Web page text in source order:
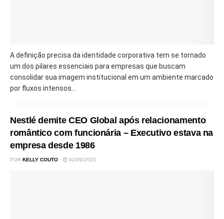
A definição precisa da identidade corporativa tem se tornado
um dos pilares essenciais para empresas que buscam
consolidar sua imagem institucional em um ambiente marcado
por fluxos intensos...
Nestlé demite CEO Global após relacionamento
romântico com funcionária – Executivo estava na
empresa desde 1986
POR KELLY COUTO 02/09/2025